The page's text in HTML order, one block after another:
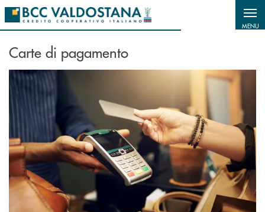
Salta al contenuto principale
MENU
Carte di pagamento